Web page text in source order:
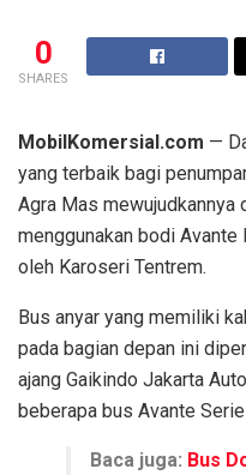
0
SHARES
MobilKomersial.com —
yang terbaik bagi
Agra Mas mewujudkannya
menggunakan bodi Avante
oleh Karoseri Tentrem.
Bus anyar yang memiliki
pada bagian depan ini
ajang Gaikindo Jakarta
beberapa bus Avante
Baca juga: Bus